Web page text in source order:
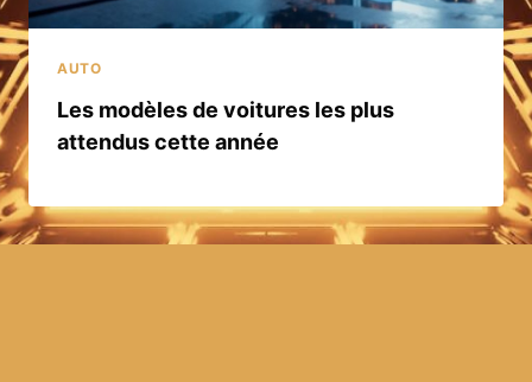
AUTO
Les modèles de voitures les plus
attendus cette année